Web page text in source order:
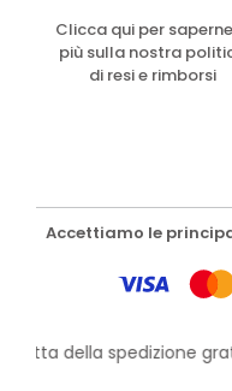
Clicca qui per
più sulla nostra
di resi e rimborsi
Accettiamo le
della spedizione